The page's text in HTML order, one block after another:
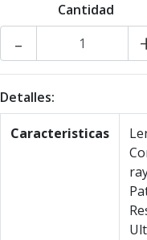
Cantidad
-
Detalles:
Caracteristicas